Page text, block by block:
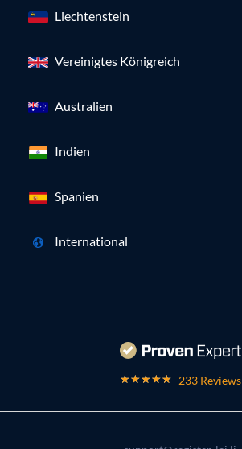
Liechtenstein
Vereinigtes Königreich
Australien
Indien
Spanien
International
233 Reviews